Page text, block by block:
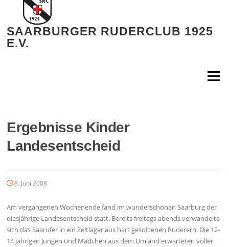
springen
SAARBURGER RUDERCLUB 1925
E.V.
Menü
Ergebnisse Kinder
Landesentscheid
8. Juni 2008
Am vergangenen Wochenende fand im wunderschönen Saarburg der
diesjährige Landesentscheid statt. Bereits freitags abends verwandelte
sich das Saarufer in ein Zeltlager aus hart gesottenen Ruderern. Die 12-
14 jährigen Jungen und Mädchen aus dem Umland erwarteten voller